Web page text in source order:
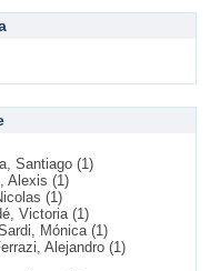
Santiago (1)
Alexis (1)
(1)
Victoria (1)
Mónica (1)
Alejandro (1)